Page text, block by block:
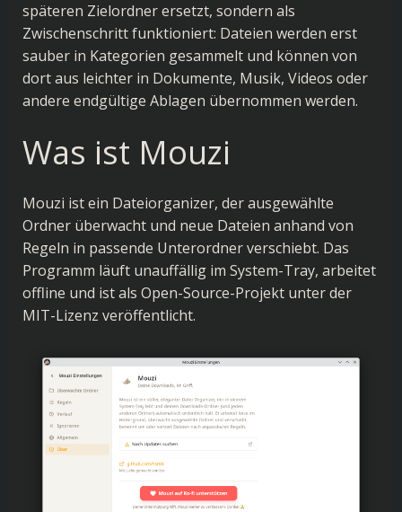
späteren Zielordner ersetzt, sondern als
Zwischenschritt funktioniert: Dateien werden erst
sauber in Kategorien gesammelt und können von
dort aus leichter in Dokumente, Musik, Videos oder
andere endgültige Ablagen übernommen werden.
Was ist Mouzi
Mouzi ist ein Dateiorganizer, der ausgewählte
Ordner überwacht und neue Dateien anhand von
Regeln in passende Unterordner verschiebt. Das
Programm läuft unauffällig im System-Tray, arbeitet
offline und ist als Open-Source-Projekt unter der
MIT-Lizenz veröffentlicht.